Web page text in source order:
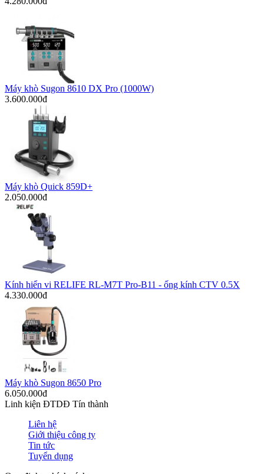
Máy khò Sugon 8610 DX Pro (1000W)
3.600.000đ
Máy khò Quick 859D+
2.050.000đ
Kính hiển vi RELIFE RL-M7T Pro-B11 - ống kính CTV 0.5X
4.330.000đ
Máy khò Sugon 8650 Pro
6.050.000đ
Linh kiện ĐTDĐ Tín thành
Liên hệ
Giới thiệu công ty
Tin tức
Tuyển dụng